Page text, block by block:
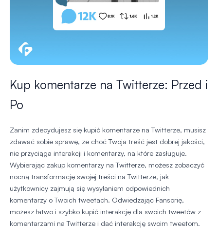
Kup komentarze na Twitterze: Przed i
Po
Zanim zdecydujesz się kupić komentarze na Twitterze, musisz
zdawać sobie sprawę, że choć Twoja treść jest dobrej jakości,
nie przyciąga interakcji i komentarzy, na które zasługuje.
Wybierając zakup komentarzy na Twitterze, możesz zobaczyć
nocną transformację swojej treści na Twitterze, jak
użytkownicy zajmują się wysyłaniem odpowiednich
komentarzy o Twoich tweetach. Odwiedzając Fansorię,
możesz łatwo i szybko kupić interakcję dla swoich tweetów z
komentarzami na Twitterze i dać interakcję swoim tweetom.